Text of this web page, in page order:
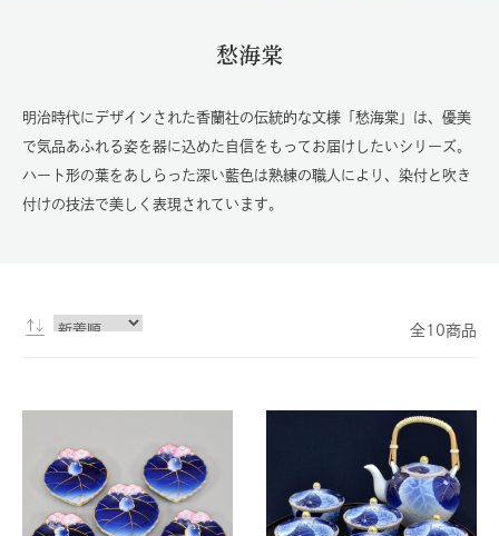
愁海棠
明治時代にデザインされた香蘭社の伝統的な文様「愁海棠」は、優美
で気品あふれる姿を器に込めた自信をもってお届けしたいシリーズ。
ハート形の葉をあしらった深い藍色は熟練の職人により、染付と吹き
付けの技法で美しく表現されています。
全10商品